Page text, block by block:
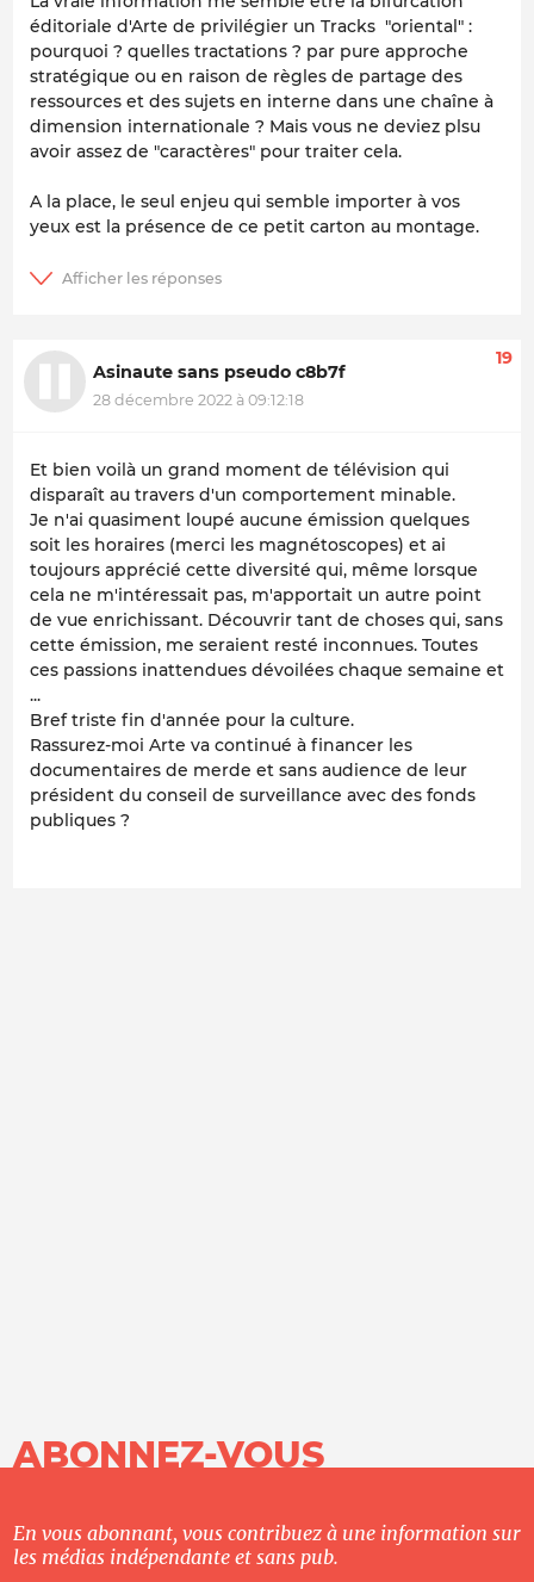
éditoriale d'Arte de privilégier un Tracks "oriental" :
pourquoi ? quelles tractations ? par pure approche
stratégique ou en raison de règles de partage des
ressources et des sujets en interne dans une chaîne à
dimension internationale ? Mais vous ne deviez plsu
avoir assez de "caractères" pour traiter cela.
A la place, le seul enjeu qui semble importer à vos
yeux est la présence de ce petit carton au montage.
Asinaute sans pseudo c8b7f
28 décembre 2022 à 09:12:18
19
Et bien voilà un grand moment de télévision qui
disparaît au travers d'un comportement minable.
Je n'ai quasiment loupé aucune émission quelques
soit les horaires (merci les magnétoscopes) et ai
toujours apprécié cette diversité qui, même lorsque
cela ne m'intéressait pas, m'apportait un autre point
de vue enrichissant. Découvrir tant de choses qui, sans
cette émission, me seraient resté inconnues. Toutes
ces passions inattendues dévoilées chaque semaine et
...
Bref triste fin d'année pour la culture.
Rassurez-moi Arte va continué à financer les
documentaires de merde et sans audience de leur
président du conseil de surveillance avec des fonds
publiques ?
ABONNEZ-VOUS
En vous abonnant, vous contribuez à une information sur
les médias indépendante et sans pub.